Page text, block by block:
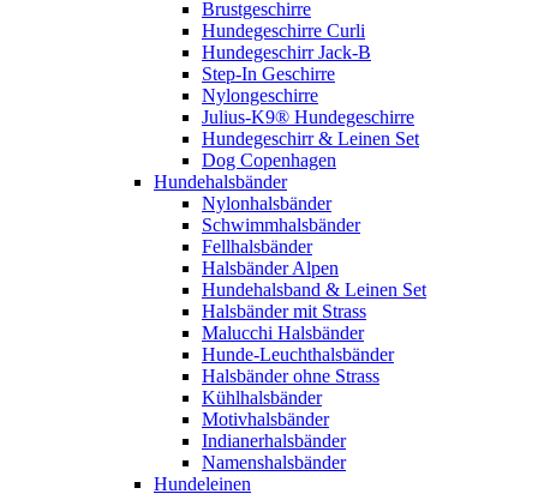
Brustgeschirre
Hundegeschirre Curli
Hundegeschirr Jack-B
Step-In Geschirre
Nylongeschirre
Julius-K9® Hundegeschirre
Hundegeschirr & Leinen Set
Dog Copenhagen
Hundehalsbänder
Nylonhalsbänder
Schwimmhalsbänder
Fellhalsbänder
Halsbänder Alpen
Hundehalsband & Leinen Set
Halsbänder mit Strass
Malucchi Halsbänder
Hunde-Leuchthalsbänder
Halsbänder ohne Strass
Kühlhalsbänder
Motivhalsbänder
Indianerhalsbänder
Namenshalsbänder
Hundeleinen